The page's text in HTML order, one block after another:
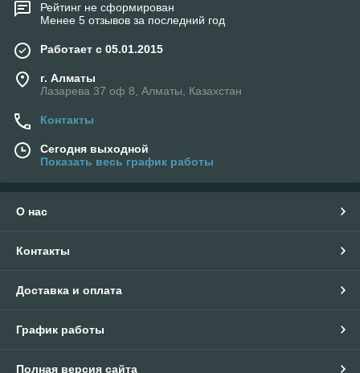
Рейтинг не сформирован
Менее 5 отзывов за последний год
Работает с 05.01.2015
г. Алматы
Лазарева 37 оф 8, Алматы, Казахстан
Контакты
Сегодня выходной
Показать весь график работы
О нас
Контакты
Доставка и оплата
График работы
Полная версия сайта